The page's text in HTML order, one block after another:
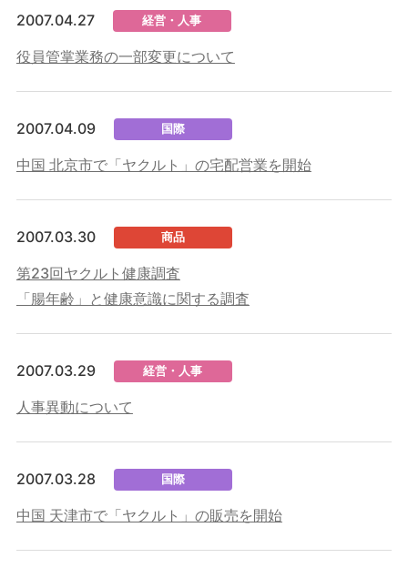
2007.04.27 経営・人事
役員管掌業務の一部変更について
2007.04.09 国際
中国 北京市で「ヤクルト」の宅配営業を開始
2007.03.30 商品
第23回ヤクルト健康調査
「腸年齢」と健康意識に関する調査
2007.03.29 経営・人事
人事異動について
2007.03.28 国際
中国 天津市で「ヤクルト」の販売を開始